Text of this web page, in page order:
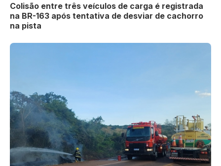
Colisão entre três veículos de carga é registrada
na BR-163 após tentativa de desviar de cachorro
na pista